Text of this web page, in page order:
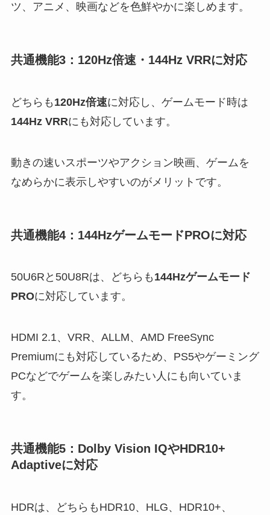
ツ、アニメ、映画などを色鮮やかに楽しめます。
共通機能3：120Hz倍速・144Hz VRRに対応
どちらも 120Hz倍速に対応し、ゲームモード時は
144Hz VRRにも対応しています。
動きの速いスポーツやアクション映画、ゲームを
なめらかに表示しやすいのがメリットです。
共通機能4：144HzゲームモードPROに対応
50U6Rと50U8Rは、どちらも 144Hzゲームモード
PROに対応しています。
HDMI 2.1、VRR、ALLM、AMD FreeSync
Premiumにも対応しているため、PS5やゲーミング
PCなどでゲームを楽しみたい人にも向いていま
す。
共通機能5：Dolby Vision IQやHDR10+
Adaptiveに対応
HDRは、どちらもHDR10、HLG、HDR10+、